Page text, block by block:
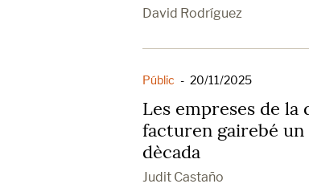
David Rodríguez
Públic - 20/11/2025
Les empreses de la
facturen gairebé un
dècada
Judit Castaño